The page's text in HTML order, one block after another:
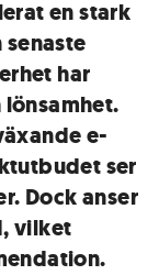
en stark
har
e-
ser
Dock anser
vilket